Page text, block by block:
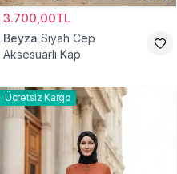
3.700,00TL
Beyza Siyah Cep
Aksesuarlı Kap
Ücretsiz Kargo